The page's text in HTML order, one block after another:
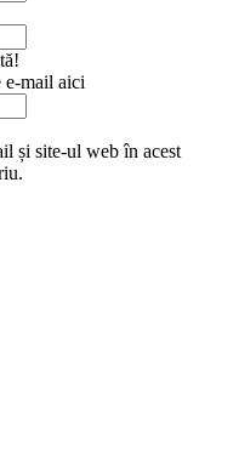
e-mail aici
și site-ul web în acest